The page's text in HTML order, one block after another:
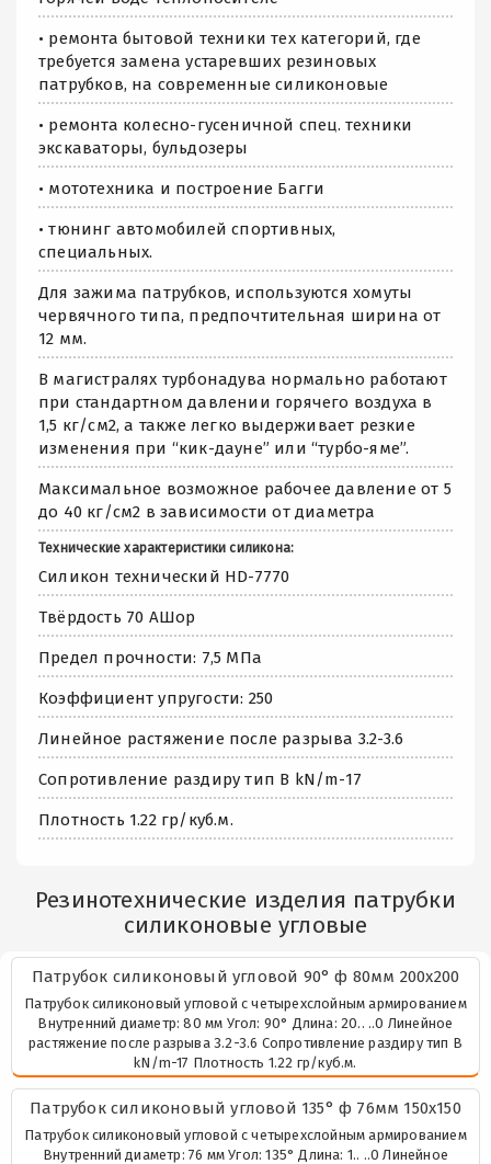
• ремонта бытовой техники тех категорий, где
требуется замена устаревших резиновых
патрубков, на современные силиконовые
• ремонта колесно-гусеничной спец. техники
экскаваторы, бульдозеры
• мототехника и построение Багги
• тюнинг автомобилей спортивных,
специальных.
Для зажима патрубков, используются хомуты
червячного типа, предпочтительная ширина от
12 мм.
В магистралях турбонадува нормально работают
при стандартном давлении горячего воздуха в
1,5 кг/см2, а также легко выдерживает резкие
изменения при “кик-дауне” или “турбо-яме”.
Максимальное возможное рабочее давление от 5
до 40 кг/см2 в зависимости от диаметра
Технические характеристики силикона:
Силикон технический HD-7770
Твёрдость 70 АШор
Предел прочности: 7,5 МПа
Коэффициент упругости: 250
Линейное растяжение после разрыва 3.2-3.6
Сопротивление раздиру тип В kN/m-17
Плотность 1.22 гр/куб.м.
Резинотехнические изделия патрубки
силиконовые угловые
Патрубок силиконовый угловой 90° ф 80мм 200х200
Патрубок силиконовый угловой с четырехслойным армированием
Внутренний диаметр: 80 мм Угол: 90° Длина: 20.. ..0 Линейное
растяжение после разрыва 3.2-3.6 Сопротивление раздиру тип В
kN/m-17 Плотность 1.22 гр/куб.м.
Патрубок силиконовый угловой 135° ф 76мм 150х150
Патрубок силиконовый угловой с четырехслойным армированием
Внутренний диаметр: 76 мм Угол: 135° Длина: 1.. ..0 Линейное